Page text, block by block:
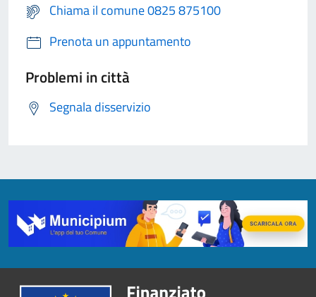
Chiama il comune 0825 875100
Prenota un appuntamento
Problemi in città
Segnala disservizio